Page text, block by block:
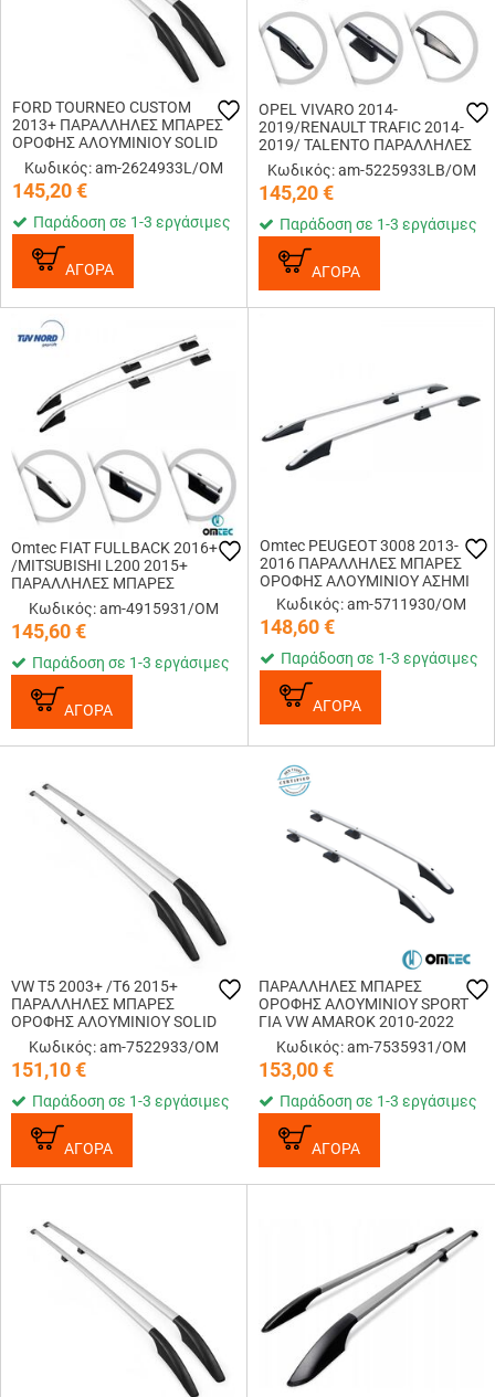
FORD TOURNEO CUSTOM
2013+ ΠΑΡΑΛΛΗΛΕΣ ΜΠΑΡΕΣ
ΟΡΟΦΗΣ ΑΛΟΥΜΙΝΙΟΥ SOLID
L2 OMTEC - 2 TEM.
Κωδικός: am-2624933L/OM
145,20€
Παράδοση σε 1-3 εργάσιμες
ΑΓΟΡΑ
OPEL VIVARO 2014-
2019/RENAULT TRAFIC 2014-
2019/ TALENTO ΠΑΡΑΛΛΗΛΕΣ
ΜΠΑΡΕΣ ΟΡΟΦΗΣ ΑΛΟΥΜΙΝΙΟΥ
ΜΑΥΡΕΣ SOLID L2 OMTEC - 2
TEM.
Κωδικός: am-5225933LB/OM
145,20€
Παράδοση σε 1-3 εργάσιμες
ΑΓΟΡΑ
Omtec FIAT FULLBACK 2016+
/MITSUBISHI L200 2015+
ΠΑΡΑΛΛΗΛΕΣ ΜΠΑΡΕΣ
ΟΡΟΦΗΣ ΑΛΟΥΜΙΝΙΟΥ ΑΣΗΜΙ
Κωδικός: am-4915931/OM
145,60€
Παράδοση σε 1-3 εργάσιμες
ΑΓΟΡΑ
Omtec PEUGEOT 3008 2013-
2016 ΠΑΡΑΛΛΗΛΕΣ ΜΠΑΡΕΣ
ΟΡΟΦΗΣ ΑΛΟΥΜΙΝΙΟΥ ΑΣΗΜΙ
Κωδικός: am-5711930/OM
148,60€
Παράδοση σε 1-3 εργάσιμες
ΑΓΟΡΑ
VW T5 2003+ /T6 2015+
ΠΑΡΑΛΛΗΛΕΣ ΜΠΑΡΕΣ
ΟΡΟΦΗΣ ΑΛΟΥΜΙΝΙΟΥ SOLID
L1 230 cm OMTEC - 2 TEM.
Κωδικός: am-7522933/OM
151,10€
Παράδοση σε 1-3 εργάσιμες
ΑΓΟΡΑ
ΠΑΡΑΛΛΗΛΕΣ ΜΠΑΡΕΣ
ΟΡΟΦΗΣ ΑΛΟΥΜΙΝΙΟΥ SPORT
ΓΙΑ VW AMAROK 2010-2022
ΜΕΓΙΣΤΟ ΒΑΡΟΣ ΦΟΡΤΙΟΥ
75KG OMTEC - 2 TEM.
Κωδικός: am-7535931/OM
153,00€
Παράδοση σε 1-3 εργάσιμες
ΑΓΟΡΑ